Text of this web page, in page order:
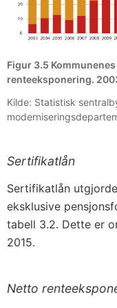
Figur 3.5
renteeksponering.
Kilde: Statistisk
Sertifikatlån
Sertifikatlån
eksklusive
tabell 3.2. Dette er
2015.
Netto